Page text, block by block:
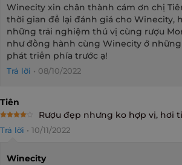
Winecity xin chân thành cám ơn chị
thời gian để lại đánh giá cho Winecity,
những trải nghiệm thú vị cùng rượu
như đồng hành cùng Winecity ở
phát triển phía trước ạ!
Trả lời • 08/10/2022
Tiên
out of 5
Rượu đẹp nhưng ko hợp vị, hơi
Trả lời • 10/11/2022
Winecity